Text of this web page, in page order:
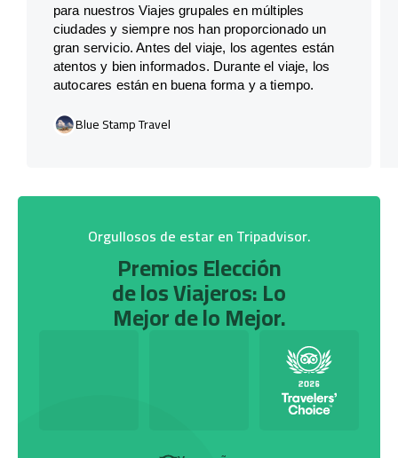
para nuestros Viajes grupales en múltiples
ciudades y siempre nos han proporcionado un
gran servicio. Antes del viaje, los agentes están
atentos y bien informados. Durante el viaje, los
autocares están en buena forma y a tiempo.
Blue Stamp Travel
Orgullosos de estar en Tripadvisor.
Premios Elección
de los Viajeros: Lo
Mejor de lo Mejor.